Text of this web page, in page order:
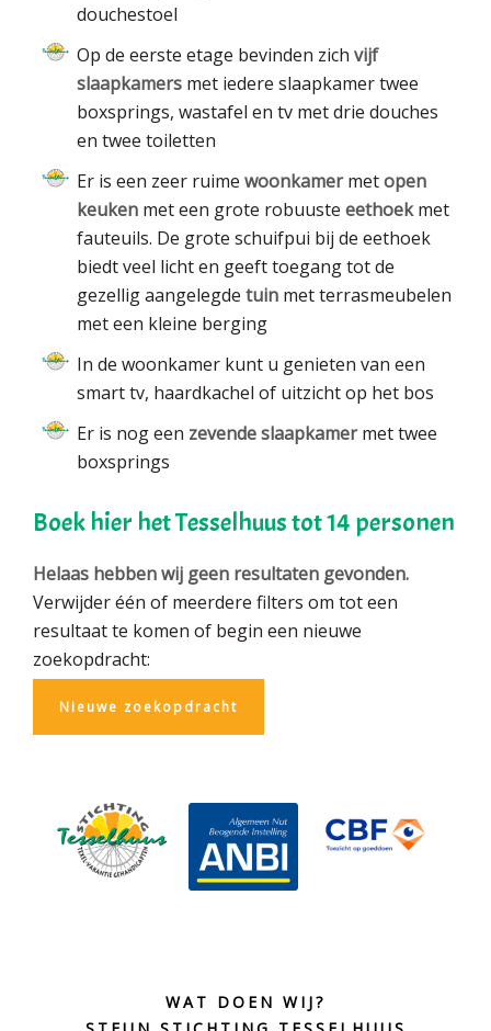
douchestoel
Op de eerste etage bevinden zich vijf
slaapkamers met iedere slaapkamer twee
boxsprings, wastafel en tv met drie douches
en twee toiletten
Er is een zeer ruime woonkamermetopen
keuken met een grote robuuste eethoekmet
fauteuils. De grote schuifpui bij de eethoek
biedt veel licht en geeft toegang tot de
gezellig aangelegde tuin met terrasmeubelen
met een kleine berging
In de woonkamer kunt u genieten van een
smart tv, haardkachel of uitzicht op het bos
Er is nog een zevende slaapkamermet twee
boxsprings
Boek hier het Tesselhuus tot 14 personen
Helaas hebben wij geen resultaten gevonden.
Verwijder één of meerdere filters om tot een
resultaat te komen of begin een nieuwe
zoekopdracht:
Nieuwe zoekopdracht
WAT DOEN WIJ?